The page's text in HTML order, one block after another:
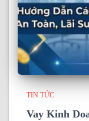
TIN TỨC
Vay Kinh